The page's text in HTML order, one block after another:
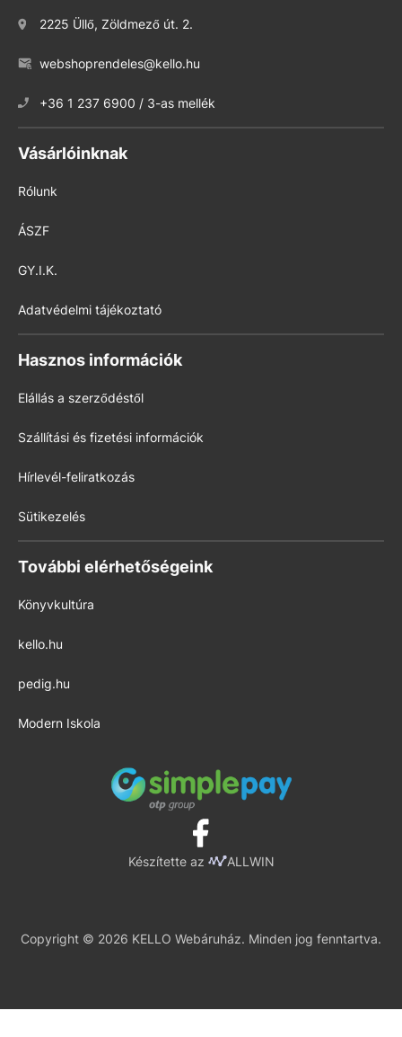
2225 Üllő, Zöldmező út. 2.
webshoprendeles@kello.hu
+36 1 237 6900 / 3-as mellék
Vásárlóinknak
Rólunk
ÁSZF
GY.I.K.
Adatvédelmi tájékoztató
Hasznos információk
Elállás a szerződéstől
Szállítási és fizetési információk
Hírlevél-feliratkozás
Sütikezelés
További elérhetőségeink
Könyvkultúra
kello.hu
pedig.hu
Modern Iskola
Készítette az ALLWIN
Copyright © 2026 KELLO Webáruház. Minden jog fenntartva.